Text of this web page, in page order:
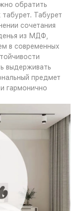
обратить
Табурет
сочетания
из МДФ,
в современных
выдерживать
предмет
гармонично